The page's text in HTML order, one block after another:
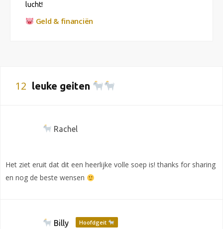
lucht!
Geld & financiën
12 leuke geiten
Rachel
Het ziet eruit dat dit een heerlijke volle soep is! thanks for sharing
en nog de beste wensen
Billy Hoofdgeit